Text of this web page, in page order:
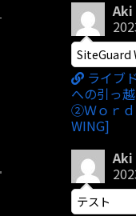
Aki
SiteGuard
ライブ
への引っ
②Ｗｏｒｄ
WING]
Aki
テスト